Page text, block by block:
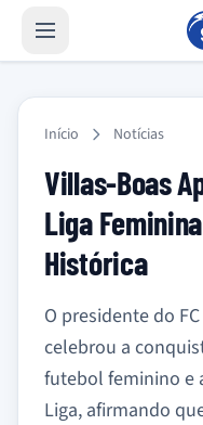
Início Notícias
Villas-Boas
Liga
Histórica
O presidente do
celebrou a
futebol feminino e
Liga, afirmando